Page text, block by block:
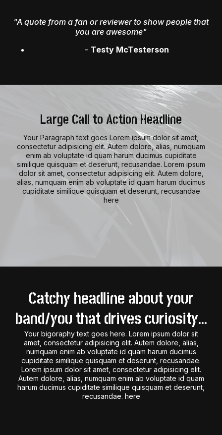
"A quote from a fan or reviewer to show people that
you are awesome"
- Testy McTesterson
Large Call to Action Headline
Your Paragraph text goes Lorem ipsum dolor sit amet,
consectetur adipisicing elit. Autem dolore, alias, numquam
enim ab voluptate id quam harum ducimus cupiditate
similique quisquam et deserunt, recusandae. Lorem ipsum
dolor sit amet, consectetur adipisicing elit. Autem dolore,
alias, numquam enim ab voluptate id quam harum ducimus
cupiditate similique quisquam et deserunt, recusandae
here
Catchy headline about your
band/you that drives curiosity...
Your bigoraphy text goes here. Lorem ipsum dolor sit
amet, consectetur adipisicing elit. Autem dolore, alias,
numquam enim ab voluptate id quam harum ducimus
cupiditate similique quisquam et deserunt, recusandae.
Lorem ipsum dolor sit amet, consectetur adipisicing elit.
Autem dolore, alias, numquam enim ab voluptate id quam
harum ducimus cupiditate similique quisquam et deserunt,
recusandae. here